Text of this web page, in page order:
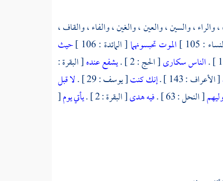
، والراء ، والسين ، والعين ، والغين ، والفاء ، والقاف ،
: 105 ] الموت تحبسونهما[ المائدة : 106 ]
حيث
الناس سكارى[ الحج : 2 ] . يشفع عنده[ البقرة :
[ الأعراف : 143 ] . إنك كنت[ يوسف : 29 ] .
لا قبل
[ النحل : 63 ] . فيه هدى[ البقرة : 2 ] . يأتي يوم[